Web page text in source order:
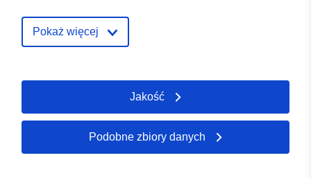
uriRef:
http://data.europa.eu/88u/dataset/
zoekgebied-klimaat-2024
Pokaż więcej
Jakość
Podobne zbiory danych